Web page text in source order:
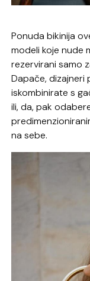
Ponuda bikinija
modeli koje nude
rezervirani samo
Dapače, dizajneri
iskombinirate s
ili, da, pak
na sebe.